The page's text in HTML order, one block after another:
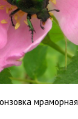
мраморная